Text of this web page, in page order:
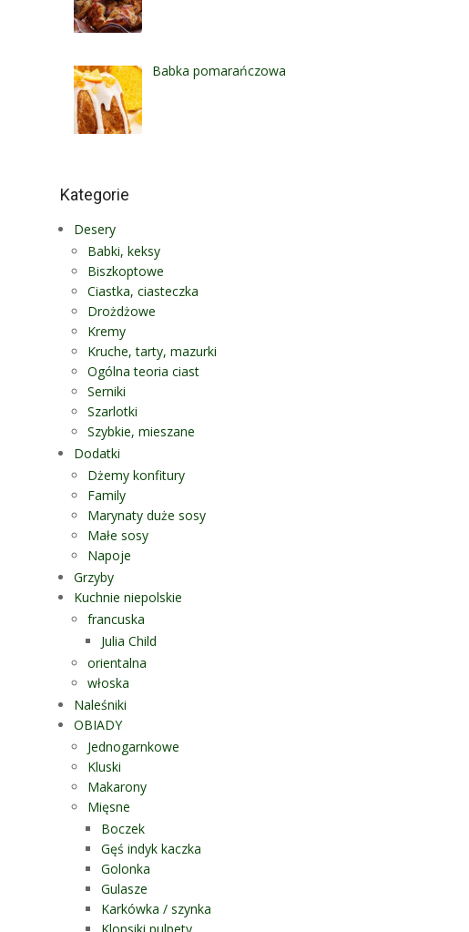
Babka pomarańczowa
Kategorie
Desery
Babki, keksy
Biszkoptowe
Ciastka, ciasteczka
Drożdżowe
Kremy
Kruche, tarty, mazurki
Ogólna teoria ciast
Serniki
Szarlotki
Szybkie, mieszane
Dodatki
Dżemy konfitury
Family
Marynaty duże sosy
Małe sosy
Napoje
Grzyby
Kuchnie niepolskie
francuska
Julia Child
orientalna
włoska
Naleśniki
OBIADY
Jednogarnkowe
Kluski
Makarony
Mięsne
Boczek
Gęś indyk kaczka
Golonka
Gulasze
Karkówka / szynka